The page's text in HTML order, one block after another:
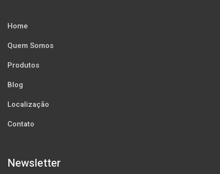
Home
Quem Somos
Produtos
Blog
Localização
Contato
Newsletter